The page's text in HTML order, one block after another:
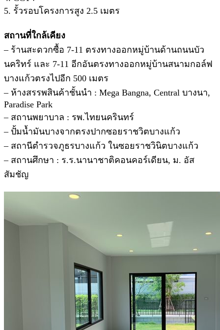
5. รั้วรอบโครงการสูง 2.5 เมตร
สถานที่ใกล้เคียง
– ร้านสะดวกซื้อ 7-11 ตรงทางออกหมู่บ้านด้านถนนบัว
นคริทร์ และ 7-11 อีกอันตรงทางออกหมู่บ้านสนามกอล์ฟ
บางแก้วตรงไปอีก 500 เมตร
– ห้างสรรพสินค้าชั้นนำ : Mega Bangna, Central บางนา,
Paradise Park
– สถานพยาบาล : รพ.ไทยนครินทร์
– ปั้มน้ำมันบางจากตรงปากซอยราชวิตบางแก้ว
– สถานีตำรวจภูธรบางแก้ว ในซอยราชวินิตบางแก้ว
– สถานศึกษา : ร.ร.นานาชาติคอนคอร์เดียน, ม. อัส
สัมชัญ